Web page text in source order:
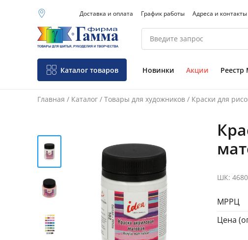
Москва (основной
склад)
Санкт-Петербург
Нижний Новгород
Доставка и оплата График работы Адреса и контакты
Каталог товаров Новинки Акции
Главная / Каталог / Товары для художников / Краски для
Фото
ШК:
МРРЦ
Цена